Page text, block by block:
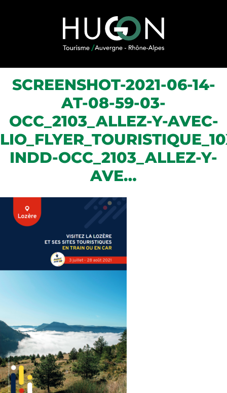
SCREENSHOT-2021-06-14-
AT-08-59-03-
OCC_2103_ALLEZ-Y-AVEC-
INDD-OCC_2103_ALLEZ-Y-
AVE…